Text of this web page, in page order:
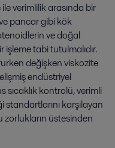
verimlilik arasında bir
pancar gibi kök
ve doğal
tabi tutulmalıdır.
değişken viskozite
endüstriyel
sıcaklık kontrolü, verimli
standartlarını karşılayan
zorlukların üstesinden